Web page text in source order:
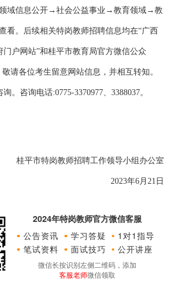
域信息公开→社会公益事业→教育领域→教
看。后续相关特岗教师招聘信息均在“广西
户网站”和桂平市教育局官方微信公众
请各位考生留意网站信息，并相互转知。
。咨询电话:0775-3370977、3388037。
桂平市特岗教师招聘工作领导小组办公室
2023年6月21日
2024年特岗教师官方微信客服
公告资讯
学习答疑
1对1指导
笔试资料
面试技巧 公开讲座
微信长按识别左侧二维码，添加
客服老师微信领取